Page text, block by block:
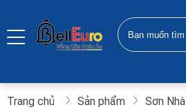
Trang chủ Sản phẩm Sơn Nhà